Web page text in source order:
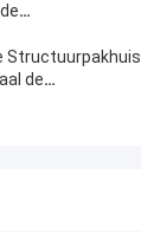
Structuurpakhuis
de